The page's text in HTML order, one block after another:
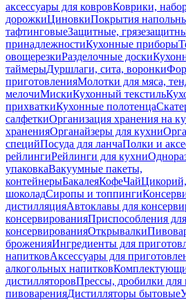
аксессуары для ковровКоврики,
дорожкиЦиновкиПокрытия
тафтинговыеЗащитные,
принадлежностиКухонные приборы
овощерезкиРазделочные доски
таймерыДуршлаги, сита, воронки
приготовленияМолотки для мяса,
мелочиМискиКухонный текстиль
прихваткиКухонные полотенца
салфеткиОрганизация хранения на
храненияОрганайзеры для кухни
специйПосуда для ланчаПолки и
рейлингиРейлинги для кухни
упаковкаВакуумные пакеты,
контейнерыБакалеяКофеЧайЦикорий,
шоколадСиропы и топпинги
дистилляцияАвтоклавы для
консервированияПриспособления для
консервированияОткрывалки
броженияИнгредиенты для
напитковАксессуары для
алкогольных напитков
дистилляторовПрессы, дробилки для
пивоваренияДистилляторы бытовые